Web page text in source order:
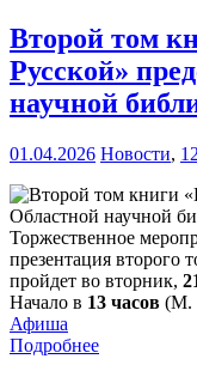
Второй том
Русской»
научной
01.04.2026 Новости,
Торжественное
презентация второго
пройдет во вторник,
Начало в 13 часов (М.
Афиша
Подробнее